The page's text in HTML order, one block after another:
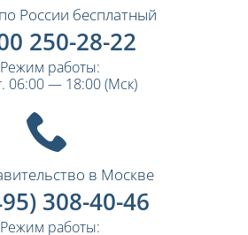
России бесплатный
250-28-22
Режим работы:
06:00 — 18:00 (Мск)
в Москве
308-40-46
Режим работы: